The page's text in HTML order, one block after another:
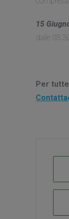
15
dalle
Per